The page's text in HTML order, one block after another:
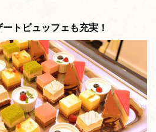
トビュッフェも充実！